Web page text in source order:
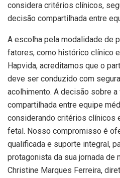
considera critérios clínicos,
decisão compartilhada entre
A escolha pela modalidade de
fatores, como histórico clínico
Hapvida, acreditamos que o
deve ser conduzido com
acolhimento. A decisão sobre
compartilhada entre equipe
considerando critérios clínicos
fetal. Nosso compromisso é
qualificada e suporte integral,
protagonista da sua jornada de
Christine Marques Ferreira,